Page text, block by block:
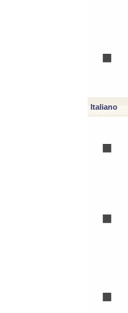
Italiano